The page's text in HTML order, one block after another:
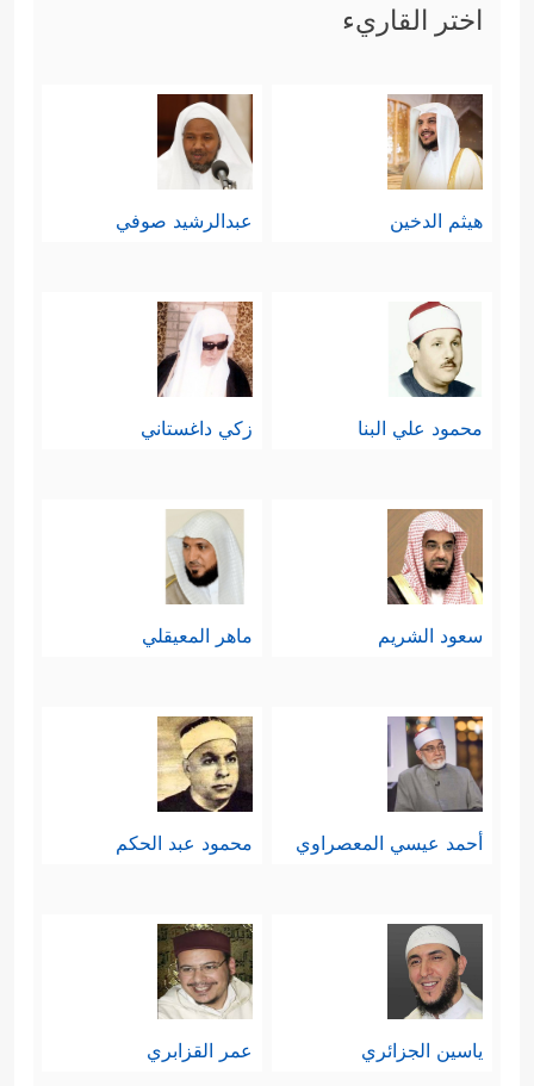
اختر القاريء
هيثم الدخين عبدالرشيد صوفي
محمود علي البنا زكي داغستاني
سعود الشريم ماهر المعيقلي
أحمد عيسي المعصراوي محمود عبد الحكم
ياسين الجزائري عمر القزابري